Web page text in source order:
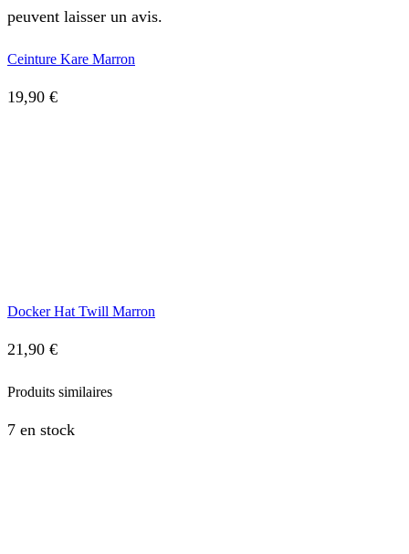
peuvent laisser un avis.
Ceinture Kare Marron
19,90 €
Docker Hat Twill Marron
21,90 €
Produits similaires
7 en stock